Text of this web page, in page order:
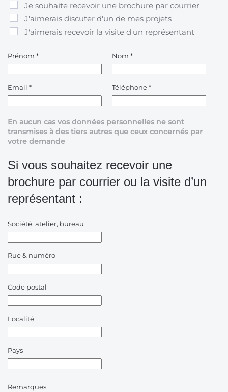
Je souhaite recevoir une brochure par courrier
J'aimerais discuter d'un de mes projets
J'aimerais recevoir la visite d'un représentant
Prénom * Nom *
Email * Téléphone*
En aucun cas vos données personnelles ne sont
transmises à des tiers autres que ceux concernés par
votre demande
Si vous souhaitez recevoir une
brochure par courrier ou la visite d’un
représentant :
Société, atelier, bureau
Rue & numéro
Code postal
Localité
Pays
Remarques